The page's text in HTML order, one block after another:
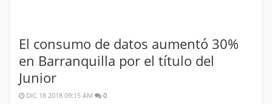
El consumo de datos aumentó 30%
en Barranquilla por el título del
Junior
DIC 18 2018 09:15 AM 0